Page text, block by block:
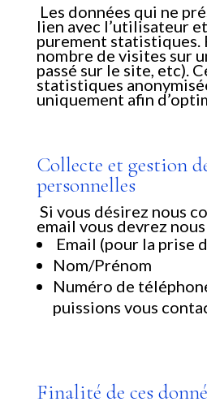
Les données qui ne
lien avec l’utilisateur
purement statistiques.
nombre de visites sur
passé sur le site, etc).
statistiques
uniquement afin
Collecte et gestion
personnelles
Si vous désirez nous
email vous devrez
Email (pour la prise
Nom/Prénom
Numéro de
puissions vous
Finalité de ces